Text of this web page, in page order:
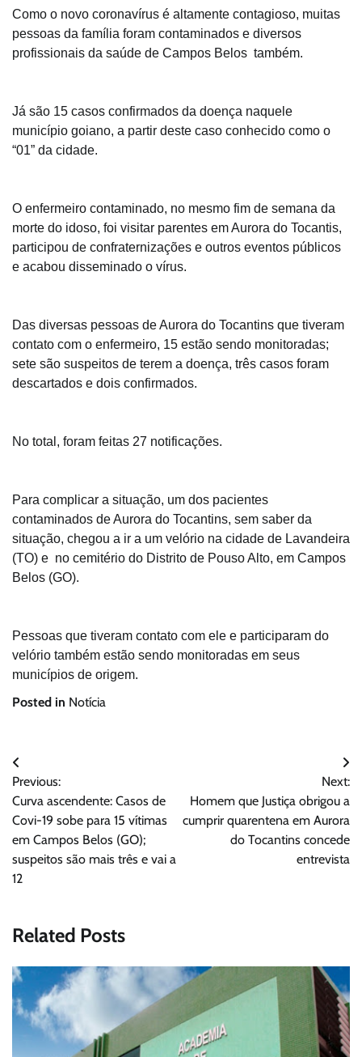
Como o novo coronavírus é altamente contagioso, muitas
pessoas da família foram contaminados e diversos
profissionais da saúde de Campos Belos também.
Já são 15 casos confirmados da doença naquele
município goiano, a partir deste caso conhecido como o
“01” da cidade.
O enfermeiro contaminado, no mesmo fim de semana da
morte do idoso, foi visitar parentes em Aurora do Tocantis,
participou de confraternizações e outros eventos públicos
e acabou disseminado o vírus.
Das diversas pessoas de Aurora do Tocantins que tiveram
contato com o enfermeiro, 15 estão sendo monitoradas;
sete são suspeitos de terem a doença, três casos foram
descartados e dois confirmados.
No total, foram feitas 27 notificações.
Para complicar a situação, um dos pacientes
contaminados de Aurora do Tocantins, sem saber da
situação, chegou a ir a um velório na cidade de Lavandeira
(TO) e no cemitério do Distrito de Pouso Alto, em Campos
Belos (GO).
Pessoas que tiveram contato com ele e participaram do
velório também estão sendo monitoradas em seus
municípios de origem.
Posted in Notícia
Navegação
de
Post
Previous:
Curva ascendente: Casos de
Covi-19 sobe para 15 vítimas
em Campos Belos (GO);
suspeitos são mais três e vai a
12
Next:
Homem que Justiça obrigou a
cumprir quarentena em Aurora
do Tocantins concede
entrevista
Related Posts